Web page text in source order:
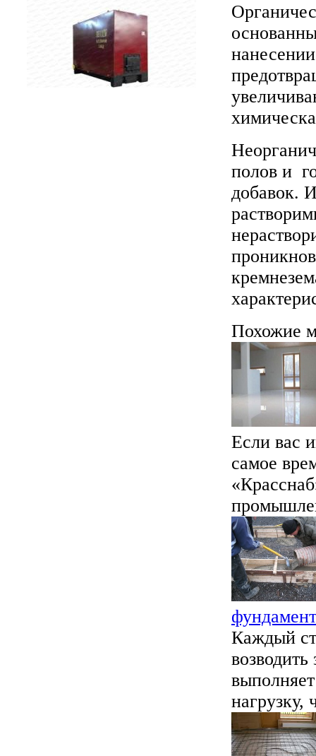
полов и
добавок.
Похожие
Если вас
самое
Каждый
нагрузку,